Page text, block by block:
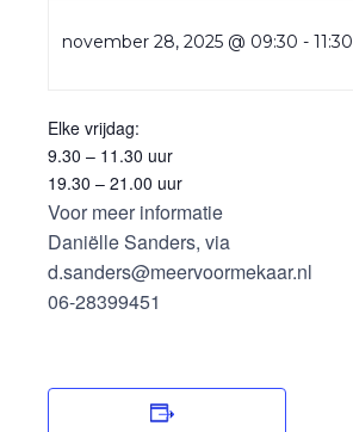
november 28, 2025 @ 09:30 -11:30
Elke vrijdag:
9.30 – 11.30 uur
19.30 – 21.00 uur
Voor meer informatie
Daniëlle Sanders, via
d.sanders@meervoormekaar.nl
06-28399451